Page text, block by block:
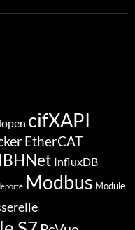
cifXAPI
EtherCAT
IBHNet InfluxDB
Modbus Module